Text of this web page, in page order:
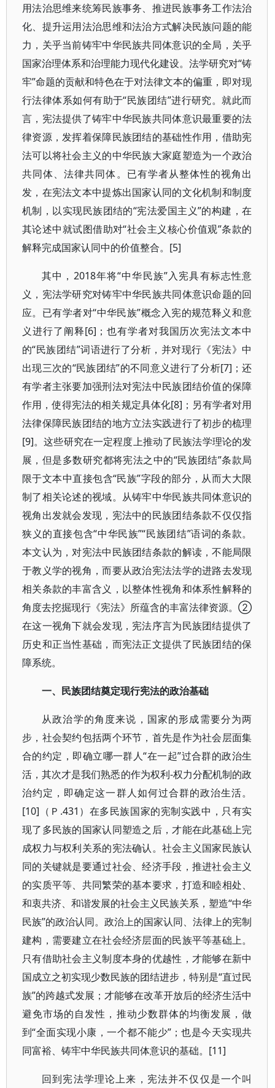
用法治思维来统筹民族事务、推进民族事务工作法治
化、提升运用法治思维和法治方式解决民族问题的能
力，关乎当前铸牢中华民族共同体意识的全局，关乎
国家治理体系和治理能力现代化建设。法学研究对“铸
牢”命题的贡献和特色在于对法律文本的偏重，即对现
行法律体系如何有助于“民族团结”进行研究。就此而
言，宪法提供了铸牢中华民族共同体意识最重要的法
律资源，发挥着保障民族团结的基础性作用，借助宪
法可以将社会主义的中华民族大家庭塑造为一个政治
共同体、法律共同体。已有学者从整体性的视角出
发，在宪法文本中提炼出国家认同的文化机制和制度
机制，以实现民族团结的“宪法爱国主义”的构建，在
其论述中就试图借助对“社会主义核心价值观”条款的
解释完成国家认同中的价值整合。[5]
其中，2018年将“中华民族”入宪具有标志性意
义，宪法学研究对铸牢中华民族共同体意识命题的回
应。已有学者对“中华民族”概念入宪的规范释义和意
义进行了阐释[6]；也有学者对我国历次宪法文本中
的“民族团结”词语进行了分析，并对现行《宪法》中
出现三次的“民族团结”的不同意义进行了分析[7]；还
有学者主张要加强刑法对宪法中民族团结价值的保障
作用，使得宪法的相关规定具体化[8]；另有学者对用
法律保障民族团结的地方立法实践进行了初步的梳理
[9]。这些研究在一定程度上推动了民族法学理论的发
展，但是多数研究都将宪法之中的“民族团结”条款局
限于文本中直接包含“民族”字段的部分，从而大大限
制了相关论述的视域。从铸牢中华民族共同体意识的
视角出发就会发现，宪法中的民族团结条款不仅仅指
狭义的直接包含“中华民族”“民族团结”语词的条款。
本文认为，对宪法中民族团结条款的解读，不能局限
于教义学的视角，而要从政治宪法法学的进路去发现
相关条款的丰富含义，以整体性视角和体系性解释的
角度去挖掘现行《宪法》所蕴含的丰富法律资源。②
在这一视角下就会发现，宪法序言为民族团结提供了
历史和正当性基础，而宪法正文提供了民族团结的保
障系统。
一、民族团结奠定现行宪法的政治基础
从政治学的角度来说，国家的形成需要分为两
步，社会契约包括两个环节，首先是作为社会层面集
合的约定，即确立哪一群人“在一起”过合群的政治生
活，其次才是我们熟悉的作为权利-权力分配机制的政
治约定，即确定这一群人如何过合群的政治生活。
[10]（Ｐ.431）在多民族国家的宪制实践中，只有实
现了多民族的国家认同塑造之后，才能在此基础上完
成权力与权利关系的宪法确认。社会主义国家民族认
同的关键就是要通过社会、经济手段，推进社会主义
的实质平等、共同繁荣的基本要求，打造和睦相处、
和衷共济、和谐发展的社会主义民族关系，塑造“中华
民族”的政治认同。政治上的国家认同、法律上的宪制
建构，需要建立在社会经济层面的民族平等基础上。
只有借助社会主义制度本身的优越性，才能够在新中
国成立之初实现少数民族的团结进步，特别是“直过民
族”的跨越式发展；才能够在改革开放后的经济生活中
避免市场的自发性，推动少数群体的均衡发展，做
到“全面实现小康，一个都不能少”；也是今天实现共
同富裕、铸牢中华民族共同体意识的基础。[11]
回到宪法学理论上来，宪法并不仅仅是一个叫